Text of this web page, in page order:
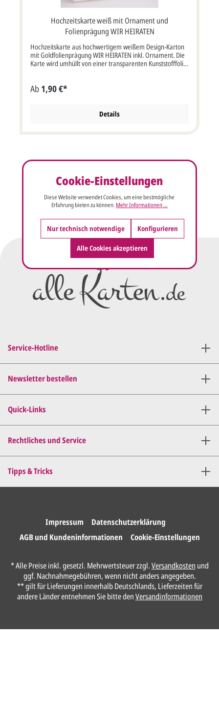
Hochzeitskarte weiß mit Ornament und
Folienprägung WIR HEIRATEN
Hochzeitskarte aus hochwertigem weißem Design-Karton
mit Goldfolienprägung WIR HEIRATEN inkl. Ornament. Die
Karte wird umhüllt von einer transparenten Kunststofffolie
quadratisch im Format: 15x15 cm Breite x Höhe (30x15
Empfehlung als Druckfarbe für den Namen/Text bei dieser
Schriftart beim Muster-Druck dieser Karte ist: Bernhard
Ab 1,90 €*
Details
Service-Hotline
Rechtliches und Service
Tipps & Tricks
Quick-Links
Newsletter bestellen
Impressum
Datenschutzerklärung
AGB und Kundeninformationen
Cookie-Einstellungen
* Alle Preise inkl. gesetzl. Mehrwertsteuer zzgl.Versandkosten und
ggf. Nachnahmegebühren, wenn nicht anders angegeben.
** gilt für Lieferungen innerhalb Deutschlands, Lieferzeiten für
andere Länder entnehmen Sie bitte denVersandinformationen
Cookie-Einstellungen
Diese Website verwendet Cookies, um eine bestmögliche
Erfahrung bieten zu können. Mehr Informationen ...
Nur technisch notwendige Konfigurieren
Alle Cookies akzeptieren